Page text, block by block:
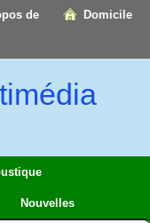
Domicile
de
Nouvelles